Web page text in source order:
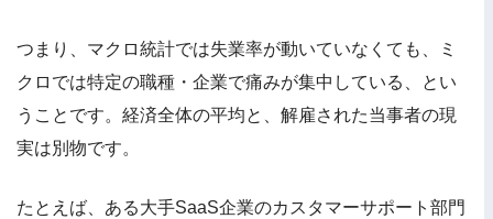
つまり、マクロ統計では失業率が動いていなくても、ミ
クロでは特定の職種・企業で痛みが集中している、とい
うことです。経済全体の平均と、解雇された当事者の現
実は別物です。
たとえば、ある大手SaaS企業のカスタマーサポート部門